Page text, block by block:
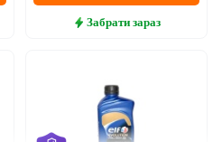
Забрати зараз